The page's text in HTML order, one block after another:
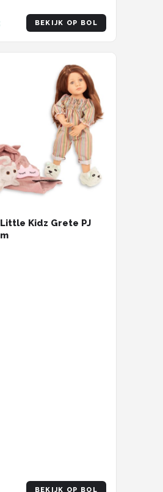
BEKIJK OP BOL
Kidz Grete PJ
BEKIJK OP BOL